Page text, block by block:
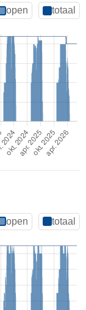
open totaal
open totaal